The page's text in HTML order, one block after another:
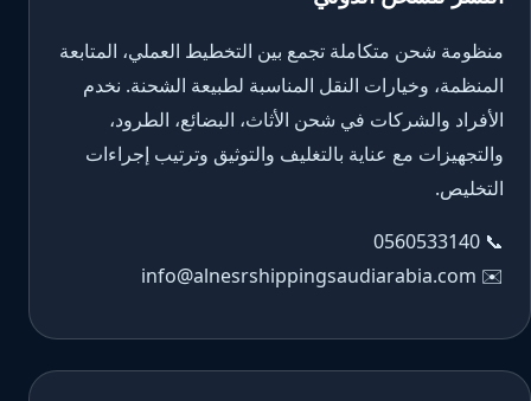
منظومة شحن متكاملة تجمع بين التخطيط العملي، المتابعة
المنظمة، وخيارات النقل المناسبة لطبيعة الشحنة. نخدم
الأفراد والشركات في شحن الأثاث، البضائع، الطرود،
والتجهيزات مع عناية بالتغليف والتوثيق وترتيب إجراءات
التخليص.
📞
0560533140
✉️
info@alnesrshippingsaudiarabia.com